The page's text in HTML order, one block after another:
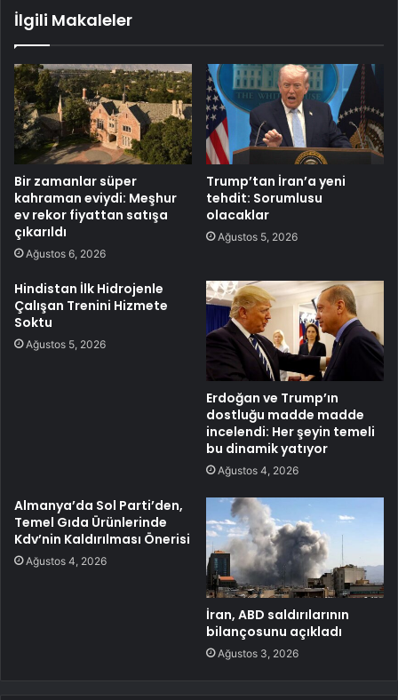
İlgili Makaleler
Bir zamanlar süper
kahraman eviydi: Meşhur
ev rekor fiyattan satışa
çıkarıldı
Ağustos 6, 2026
Trump’tan İran’a yeni
tehdit: Sorumlusu
olacaklar
Ağustos 5, 2026
Hindistan İlk Hidrojenle
Çalışan Trenini Hizmete
Soktu
Ağustos 5, 2026
Erdoğan ve Trump’ın
dostluğu madde madde
incelendi: Her şeyin temeli
bu dinamik yatıyor
Ağustos 4, 2026
Almanya’da Sol Parti’den,
Temel Gıda Ürünlerinde
Kdv’nin Kaldırılması Önerisi
Ağustos 4, 2026
İran, ABD saldırılarının
bilançosunu açıkladı
Ağustos 3, 2026